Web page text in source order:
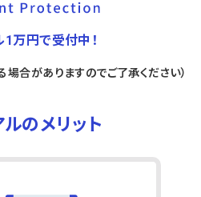
1万円で受付中！
合がありますのでご了承ください）
ルのメリット